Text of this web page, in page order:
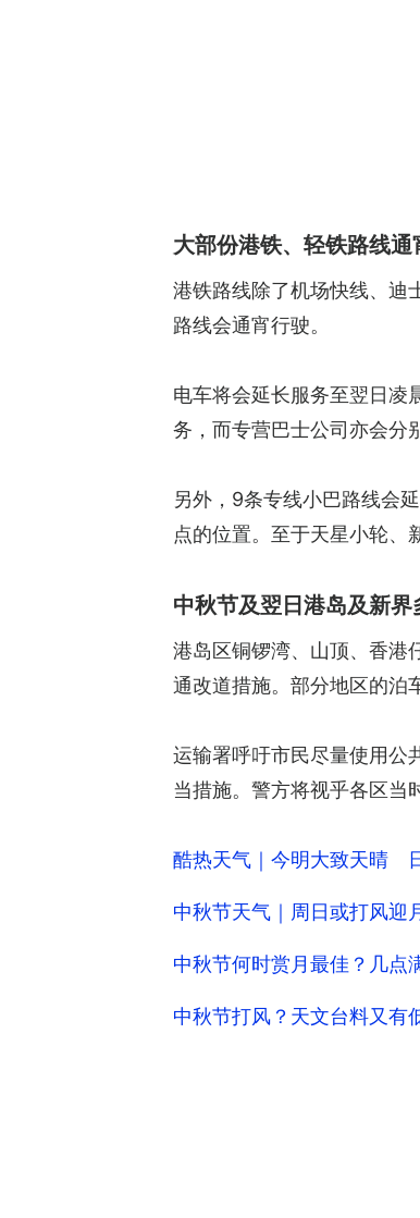
大部份港铁、轻铁路线通
港铁路线除了机场快线、迪
路线会通宵行驶。
电车将会延长服务至翌日凌
务，而专营巴士公司亦会分
另外，9条专线小巴路线会
点的位置。至于天星小轮、
中秋节及翌日港岛及新界
港岛区铜锣湾、山顶、香港
通改道措施。部分地区的泊
运输署呼吁市民尽量使用公
当措施。警方将视乎各区当
酷热天气｜今明大致天晴
中秋节天气｜周日或打风
中秋节何时赏月最佳？几点
中秋节打风？天文台料又